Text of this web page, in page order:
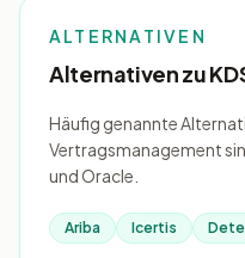
ALTERNATIVEN
Alternativen zu
Häufig genannte
Vertragsmanagement
und Oracle.
Ariba Icertis